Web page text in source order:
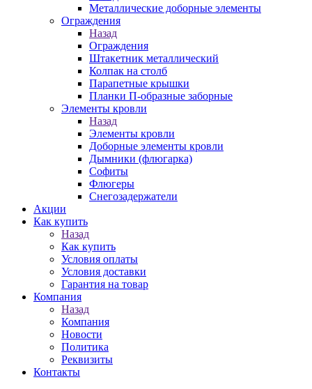
Металлические доборные элементы
Ограждения
Назад
Ограждения
Штакетник металлический
Колпак на столб
Парапетные крышки
Планки П-образные заборные
Элементы кровли
Назад
Элементы кровли
Доборные элементы кровли
Дымники (флюгарка)
Софиты
Флюгеры
Снегозадержатели
Акции
Как купить
Назад
Как купить
Условия оплаты
Условия доставки
Гарантия на товар
Компания
Назад
Компания
Новости
Политика
Реквизиты
Контакты